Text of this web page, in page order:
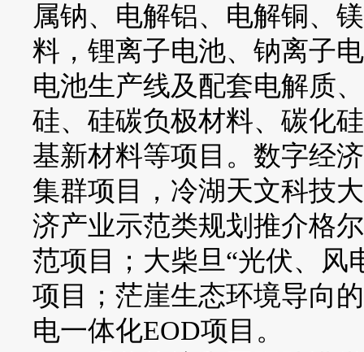
属钠、电解铝、电解铜、
料，锂离子电池、钠离子
电池生产线及配套电解质
硅、硅碳负极材料、碳化
基新材料等项目。数字经
集群项目，冷湖天文科技
济产业示范类规划推介格
范项目；大柴旦“光伏、风
项目；茫崖生态环境导向
电一体化EOD项目。